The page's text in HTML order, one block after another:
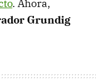
. Ahora,
Grundig